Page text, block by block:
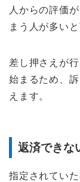
人からの評価
まう人が多い
差し押さえが
始まるため、
えます。
返済できな
指定されてい